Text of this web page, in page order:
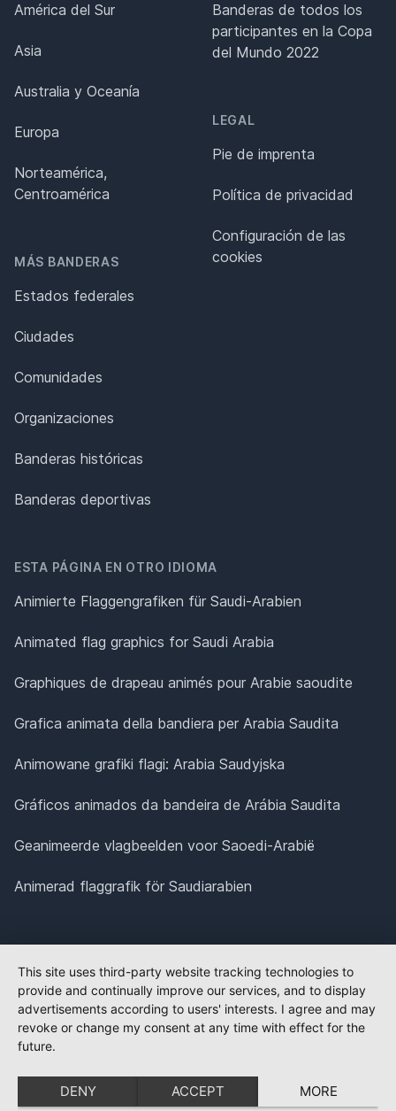
América del Sur
Asia
Australia y Oceanía
Europa
Norteamérica,
Centroamérica
MÁS BANDERAS
Estados federales
Ciudades
Comunidades
Organizaciones
Banderas históricas
Banderas deportivas
Banderas de todos los
participantes en la Copa
del Mundo 2022
LEGAL
Pie de imprenta
Política de privacidad
Configuración de las
cookies
ESTA PÁGINA EN OTRO IDIOMA
Animierte Flaggengrafiken für Saudi-Arabien
Animated flag graphics for Saudi Arabia
Graphiques de drapeau animés pour Arabie saoudite
Grafica animata della bandiera per Arabia Saudita
Animowane grafiki flagi: Arabia Saudyjska
Gráficos animados da bandeira de Arábia Saudita
Geanimeerde vlagbeelden voor Saoedi-Arabië
Animerad flaggrafik för Saudiarabien
This site uses third-party website tracking technologies to
provide and continually improve our services, and to display
advertisements according to users' interests. I agree and may
revoke or change my consent at any time with effect for the
future.
DENY ACCEPT MORE